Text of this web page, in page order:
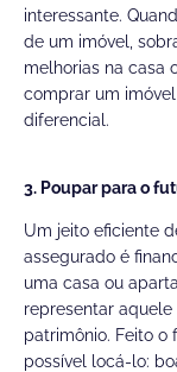
interessante.
de um imóvel,
melhorias na casa
comprar um
diferencial.
3. Poupar para o
Um jeito eficiente
assegurado é
uma casa ou
representar
patrimônio. Feito o
possível locá-lo: